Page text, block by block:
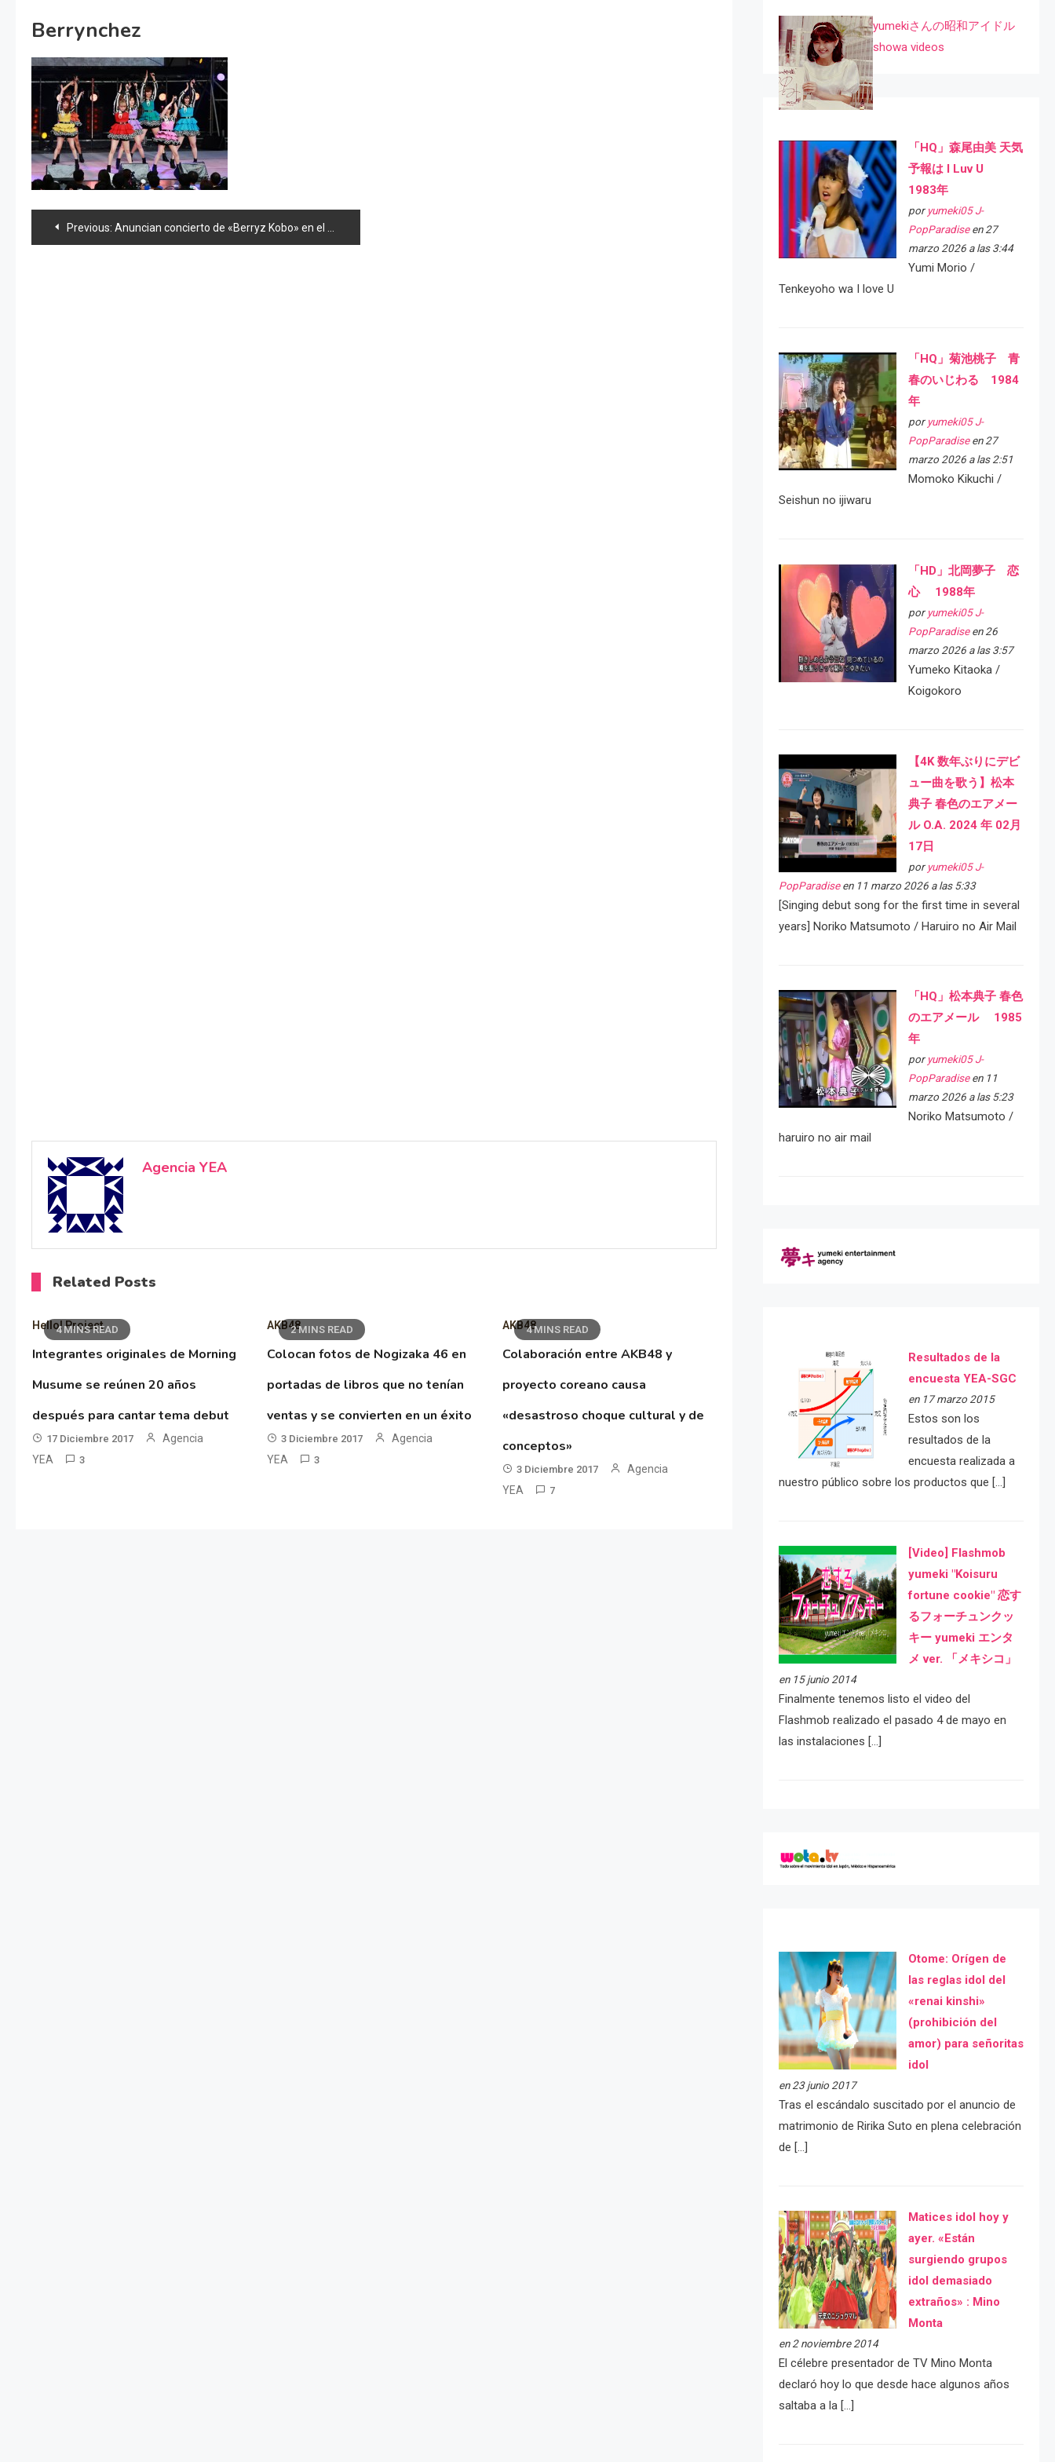
Berrynchez
Navegación
Previous: Anuncian concierto de «Berryz Kobo» en el Nippon Budokan
Agencia YEA
Related Posts
4 MINS READ
Hello! Project
Integrantes originales de Morning
Musume se reúnen 20 años
después para cantar tema debut
17 Diciembre 2017
Agencia
YEA
3
2 MINS READ
AKB48
Colocan fotos de Nogizaka 46 en
portadas de libros que no tenían
ventas y se convierten en un éxito
3 Diciembre 2017
Agencia
YEA
3
4 MINS READ
AKB48
Colaboración entre AKB48 y
proyecto coreano causa
«desastroso choque cultural y de
conceptos»
3 Diciembre 2017
Agencia
YEA
7
yumekiさんの昭和アイドル
showa videos
「HQ」森尾由美 天気
予報は I Luv U
1983年
por yumeki05 J-
PopParadiseen 27
marzo 2026 a las 3:44
Yumi Morio /
Tenkeyoho wa I love U
「HQ」菊池桃子 青
春のいじわる 1984
年
por yumeki05 J-
PopParadiseen 27
marzo 2026 a las 2:51
Momoko Kikuchi /
Seishun no ijiwaru
「HD」北岡夢子 恋
心 1988年
por yumeki05 J-
PopParadiseen 26
marzo 2026 a las 3:57
Yumeko Kitaoka /
Koigokoro
【4K 数年ぶりにデビ
ュー曲を歌う】松本
典子 春色のエアメー
ル O.A. 2024 年 02月
17日
por yumeki05 J-
PopParadiseen 11 marzo 2026 a las 5:33
[Singing debut song for the first time in several
years] Noriko Matsumoto / Haruiro no Air Mail
「HQ」松本典子 春色
のエアメール 1985
年
por yumeki05 J-
PopParadiseen 11
marzo 2026 a las 5:23
Noriko Matsumoto /
haruiro no air mail
Resultados de la
encuesta YEA-SGC
en 17 marzo 2015
Estos son los
resultados de la
encuesta realizada a
nuestro público sobre los productos que […]
[Video] Flashmob
yumeki "Koisuru
fortune cookie" 恋す
るフォーチュンクッ
キー yumeki エンタ
メ ver. 「メキシコ」
en 15 junio 2014
Finalmente tenemos listo el video del
Flashmob realizado el pasado 4 de mayo en
las instalaciones […]
Otome: Orígen de
las reglas idol del
«renai kinshi»
(prohibición del
amor) para señoritas
idol
en 23 junio 2017
Tras el escándalo suscitado por el anuncio de
matrimonio de Ririka Suto en plena celebración
de […]
Matices idol hoy y
ayer. «Están
surgiendo grupos
idol demasiado
extraños» : Mino
Monta
en 2 noviembre 2014
El célebre presentador de TV Mino Monta
declaró hoy lo que desde hace algunos años
saltaba a la […]